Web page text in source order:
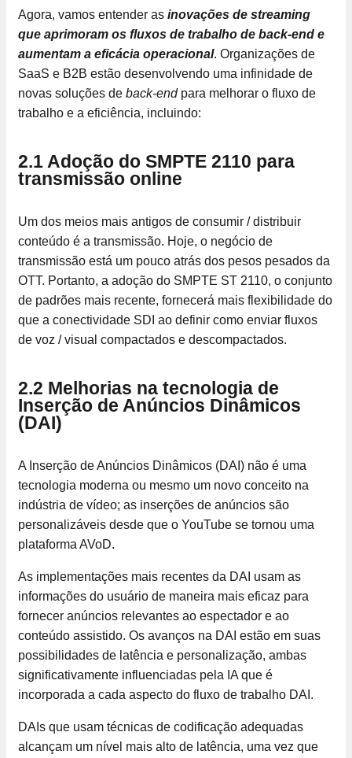
Agora, vamos entender as inovações de streaming
que aprimoram os fluxos de trabalho de back-end e
aumentam a eficácia operacional. Organizações de
SaaS e B2B estão desenvolvendo uma infinidade de
novas soluções de back-endpara melhorar o fluxo de
trabalho e a eficiência, incluindo:
2.1 Adoção do SMPTE 2110 para
transmissão online
Um dos meios mais antigos de consumir / distribuir
conteúdo é a transmissão. Hoje, o negócio de
transmissão está um pouco atrás dos pesos pesados da
OTT. Portanto, a adoção do SMPTE ST 2110, o conjunto
de padrões mais recente, fornecerá mais flexibilidade do
que a conectividade SDI ao definir como enviar fluxos
de voz / visual compactados e descompactados.
2.2 Melhorias na tecnologia de
Inserção de Anúncios Dinâmicos
(DAI)
A Inserção de Anúncios Dinâmicos (DAI) não é uma
tecnologia moderna ou mesmo um novo conceito na
indústria de vídeo; as inserções de anúncios são
personalizáveis desde que o YouTube se tornou uma
plataforma AVoD.
As implementações mais recentes da DAI usam as
informações do usuário de maneira mais eficaz para
fornecer anúncios relevantes ao espectador e ao
conteúdo assistido. Os avanços na DAI estão em suas
possibilidades de latência e personalização, ambas
significativamente influenciadas pela IA que é
incorporada a cada aspecto do fluxo de trabalho DAI.
DAIs que usam técnicas de codificação adequadas
alcançam um nível mais alto de latência, uma vez que